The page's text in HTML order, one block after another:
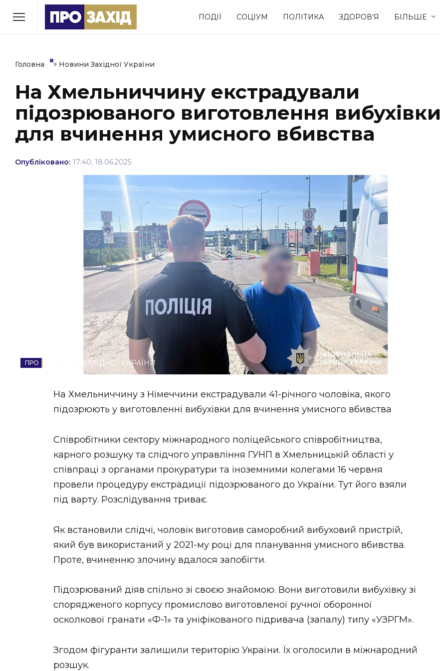
ПОДІЇ СОЦІУМ ПОЛІТИКА ЗДОРОВ’Я БІЛЬШЕ
РУБРИКИ
Економіка Здоров’я
Політика Соціум Спорт
Втрачений Ужгород
(відеоверсія)
ЗАКАРПАТСЬКІ НОВИНИ
НОВИНИ ЗАХІДНОЇ УКРАЇНИ
Головна » Новини Західної України
На Хмельниччину екстрадували
підозрюваного виготовлення вибухівки
для вчинення умисного вбивства
Опубліковано: 17:40, 18.06.2025
НОВИНИ ЗАХІДНОЇ УКРАЇНИ
На Хмельниччину з Німеччини екстрадували 41-річного чоловіка, якого
підозрюють у виготовленні вибухівки для вчинення умисного вбивства
Співробітники сектору міжнародного поліцейського співробітництва,
карного розшуку та слідчого управління ГУНП в Хмельницькій області у
співпраці з органами прокуратури та іноземними колегами 16 червня
провели процедуру екстрадиції підозрюваного до України. Тут його взяли
під варту. Розслідування триває.
Як встановили слідчі, чоловік виготовив саморобний вибуховий пристрій,
який був використаний у 2021-му році для планування умисного вбивства.
Проте, вчиненню злочину вдалося запобігти.
Підозрюваний діяв спільно зі своєю знайомою. Вони виготовили вибухівку зі
спорядженого корпусу промислово виготовленої ручної оборонної
осколкової гранати «Ф-1» та уніфікованого підривача (запалу) типу «УЗРГМ».
Згодом фігуранти залишили територію України. Їх оголосили в міжнародний
розшук.